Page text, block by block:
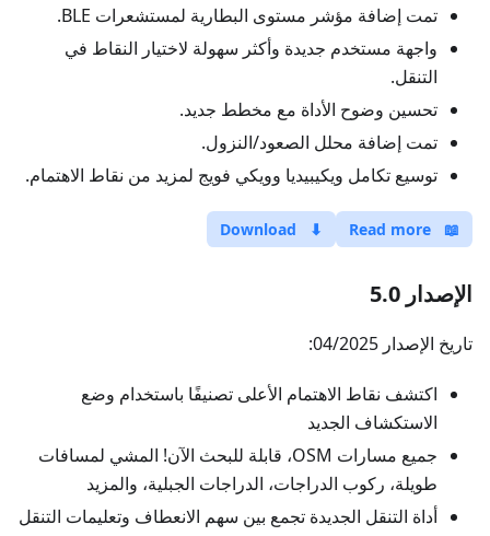
تمت إضافة مؤشر مستوى البطارية لمستشعرات BLE.
واجهة مستخدم جديدة وأكثر سهولة لاختيار النقاط في
التنقل.
تحسين وضوح الأداة مع مخطط جديد.
تمت إضافة محلل الصعود/النزول.
توسيع تكامل ويكيبيديا وويكي فويج لمزيد من نقاط الاهتمام.
📖
Read more
⬇
Download
الإصدار 5.0
تاريخ الإصدار 04/2025:
اكتشف نقاط الاهتمام الأعلى تصنيفًا باستخدام وضع
الاستكشاف الجديد
جميع مسارات OSM، قابلة للبحث الآن! المشي لمسافات
طويلة، ركوب الدراجات، الدراجات الجبلية، والمزيد
أداة التنقل الجديدة تجمع بين سهم الانعطاف وتعليمات التنقل